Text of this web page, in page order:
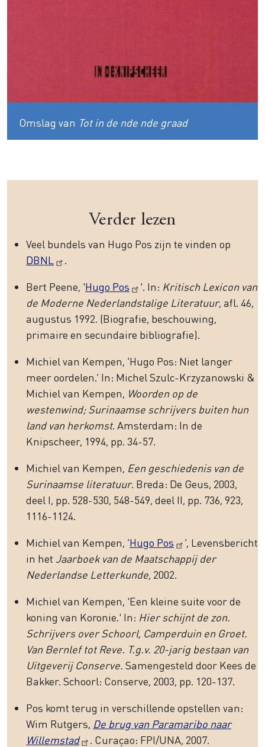
Omslag van Tot in de nde nde graad
Verder lezen
Veel bundels van Hugo Pos zijn te vinden op
DBNL
.
Bert Peene, 'Hugo Pos '. In: Kritisch Lexicon van
de Moderne Nederlandstalige Literatuur, afl. 46,
augustus 1992. (Biografie, beschouwing,
primaire en secundaire bibliografie).
Michiel van Kempen, ‘Hugo Pos: Niet langer
meer oordelen.’ In: Michel Szulc-Krzyzanowski &
Michiel van Kempen, Woorden op de
westenwind; Surinaamse schrijvers buiten hun
land van herkomst. Amsterdam: In de
Knipscheer, 1994, pp. 34-57.
Michiel van Kempen, Een geschiedenis van de
Surinaamse literatuur. Breda: De Geus, 2003,
deel I, pp. 528-530, 548-549, deel II, pp. 736, 923,
1116-1124.
Michiel van Kempen, ‘Hugo Pos
’, Levensbericht
in het Jaarboek van de Maatschappij der
Nederlandse Letterkunde, 2002.
Michiel van Kempen, 'Een kleine suite voor de
koning van Koronie.' In: Hier schijnt de zon.
Schrijvers over Schoorl, Camperduin en Groet.
Van Bernlef tot Reve. T.g.v. 20-jarig bestaan van
Uitgeverij Conserve. Samengesteld door Kees de
Bakker. Schoorl: Conserve, 2003, pp. 120-137.
Pos komt terug in verschillende opstellen van:
Wim Rutgers, De brug van Paramaribo naar
Willemstad
. Curaçao: FPI/UNA, 2007.